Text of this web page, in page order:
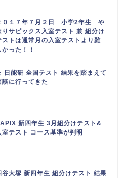
０１７年７月２日 小学2年生 や
りサピックス入室テスト 兼 組分け
ストは通常月の入室テストより難
かった！！
日能研 全国テスト 結果を踏まえて
談に行ってきた
新四年生 3月組分けテスト&
室テスト コース基準が判明
谷大塚 新四年生 組分けテスト 結果